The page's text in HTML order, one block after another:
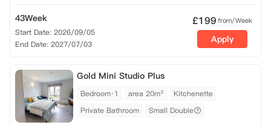
43Week
Start Date: 2026/09/05
End Date: 2027/07/03
£199from/Week
Apply
Gold Mini Studio Plus
Bedroom·1 area 20m²
Kitchenette
Private Bathroom
Small Double